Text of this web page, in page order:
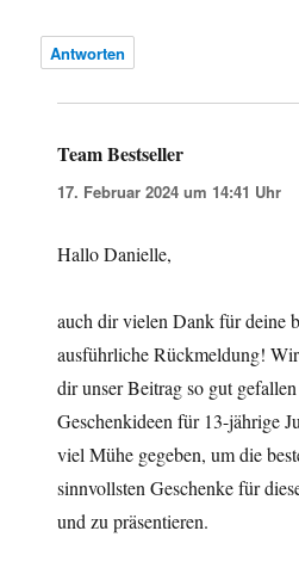
Antworten
Team Bestseller
17. Februar 2024 um 14:41 Uhr
Hallo Danielle,
auch dir vielen Dank für deine
ausführliche Rückmeldung!
dir unser Beitrag so gut
Geschenkideen für 13-jährige
viel Mühe gegeben, um die
sinnvollsten Geschenke für
und zu präsentieren.